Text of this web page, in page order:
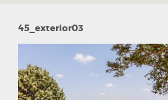
45_exterior03